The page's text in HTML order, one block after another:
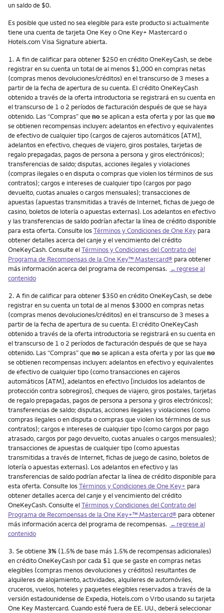
un saldo de $0.
Es posible que usted no sea elegible para este producto si actualmente
tiene una cuenta de tarjeta One Key o One Key+ Mastercard o
Hotels.com Visa Signature abierta.
Nota
1. A fin de calificar para obtener $250 en crédito OneKeyCash, se debe
registrar en su cuenta un total de al menos $1,000 en compras netas
(compras menos devoluciones/créditos) en el transcurso de 3 meses a
partir de la fecha de apertura de su cuenta. El crédito OneKeyCash
obtenido a través de la oferta introductoria se registrará en su cuenta en
el transcurso de 1 o 2 períodos de facturación después de que se haya
obtenido. Las “Compras” quenose aplican a esta oferta y por las queno
se obtienen recompensas incluyen: adelantos en efectivo y equivalentes
de efectivo de cualquier tipo (cargos de cajeros automáticos [ATM],
adelantos en efectivo, cheques de viajero, giros postales, tarjetas de
regalo prepagadas, pagos de persona a persona y giros electrónicos);
transferencias de saldo; disputas, acciones ilegales y violaciones
(compras ilegales o en disputa o compras que violen los términos de sus
contratos); cargos e intereses de cualquier tipo (cargos por pago
devuelto, cuotas anuales o cargos mensuales); transacciones de
apuestas (apuestas transmitidas a través de Internet, fichas de juego de
casino, boletos de lotería o apuestas externas). Los adelantos en efectivo
y las transferencias de saldo podrían afectar la línea de crédito disponible
para esta oferta. Consulte losTérminos y Condiciones de One Key para
obtener detalles acerca del canje y el vencimiento del crédito
OneKeyCash. Consulte elTérminos y Condiciones del Contrato del
Programa de Recompensas de la One Key™ Mastercard® para obtener
más información acerca del programa de recompensas. ←regrese al
contenido
Nota
2. A fin de calificar para obtener $350 en crédito OneKeyCash, se debe
registrar en su cuenta un total de al menos $3000 en compras netas
(compras menos devoluciones/créditos) en el transcurso de 3 meses a
partir de la fecha de apertura de su cuenta. El crédito OneKeyCash
obtenido a través de la oferta introductoria se registrará en su cuenta en
el transcurso de 1 o 2 períodos de facturación después de que se haya
obtenido. Las “Compras” quenose aplican a esta oferta y por las queno
se obtienen recompensas incluyen: adelantos en efectivo y equivalentes
de efectivo de cualquier tipo (como transacciones en cajeros
automáticos [ATM], adelantos en efectivo [incluidos los adelantos de
protección contra sobregiros], cheques de viajero, giros postales, tarjetas
de regalo prepagadas, pagos de persona a persona y giros electrónicos);
transferencias de saldo; disputas, acciones ilegales y violaciones (como
compras ilegales o en disputa o compras que violen los términos de sus
contratos); cargos e intereses de cualquier tipo (como cargos por pago
atrasado, cargos por pago devuelto, cuotas anuales o cargos mensuales);
transacciones de apuestas de cualquier tipo (como apuestas
transmitidas a través de Internet, fichas de juego de casino, boletos de
lotería o apuestas externas). Los adelantos en efectivo y las
transferencias de saldo podrían afectar la línea de crédito disponible para
esta oferta. Consulte losTérminos y Condiciones de One Key+ para
obtener detalles acerca del canje y el vencimiento del crédito
OneKeyCash. Consulte elTérminos y Condiciones del Contrato del
Programa de Recompensas de la One Key+™ Mastercard® para obtener
más información acerca del programa de recompensas. ←regrese al
contenido
Nota
3. Se obtiene 3% (1.5% de base más 1.5% de recompensas adicionales)
en crédito OneKeyCash por cada $1 que se gaste en compras netas
elegibles (compras menos devoluciones y créditos) resultantes de
alquileres de alojamiento, actividades, alquileres de automóviles,
cruceros, vuelos, hoteles y paquetes elegibles reservados a través de la
versión estadounidense de Expedia, Hotels.com o Vrbo usando su tarjeta
One Key Mastercard. Cuando esté fuera de EE. UU., deberá seleccionar